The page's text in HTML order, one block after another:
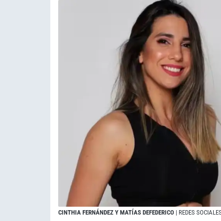
CINTHIA FERNÁNDEZ Y MATÍAS DEFEDERICO | REDES